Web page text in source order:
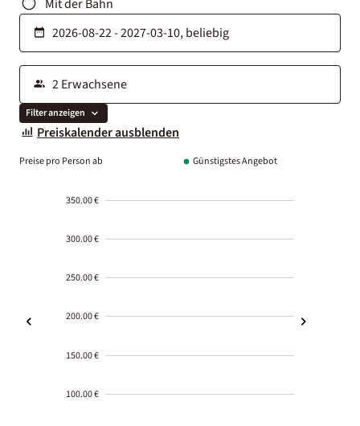
Mit der Bahn
Filter anzeigen
Preiskalender ausblenden
Preise pro Person ab Günstigstes Angebot
350.00 €
300.00 €
250.00 €
200.00 €
150.00 €
100.00 €